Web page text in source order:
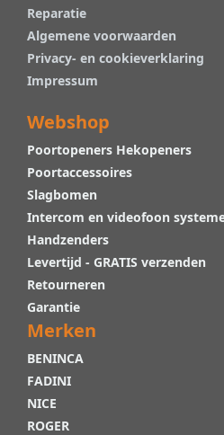
Reparatie
Algemene voorwaarden
Privacy- en cookieverklaring
Impressum
Webshop
Poortopeners Hekopeners
Poortaccessoires
Slagbomen
Intercom en videofoon
Handzenders
Levertijd - GRATIS verzenden
Retourneren
Garantie
Merken
BENINCA
FADINI
NICE
ROGER